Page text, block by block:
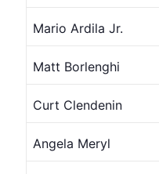
Mario Ardila Jr.
Matt Borlenghi
Curt Clendenin
Angela Meryl